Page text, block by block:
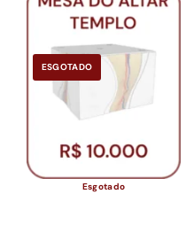
ESGOTADO
Esgotado